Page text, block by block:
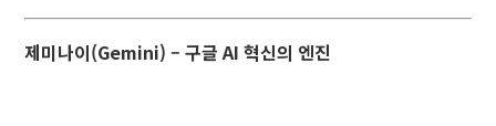
제미나이(Gemini) – 구글 AI 혁신의 엔진